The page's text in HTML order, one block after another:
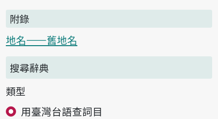
附錄
地名——舊地名
搜尋辭典
類型
用臺灣台語查詞目